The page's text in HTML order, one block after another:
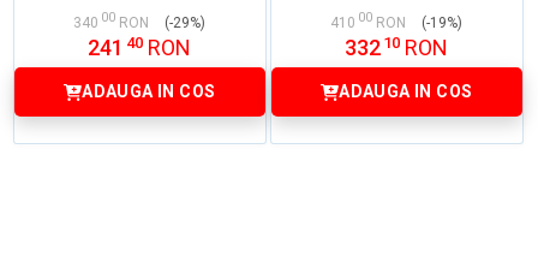
340 00 RON (-29%)
241 40 RON
ADAUGA IN COS
410 00 RON (-19%)
332 10 RON
ADAUGA IN COS